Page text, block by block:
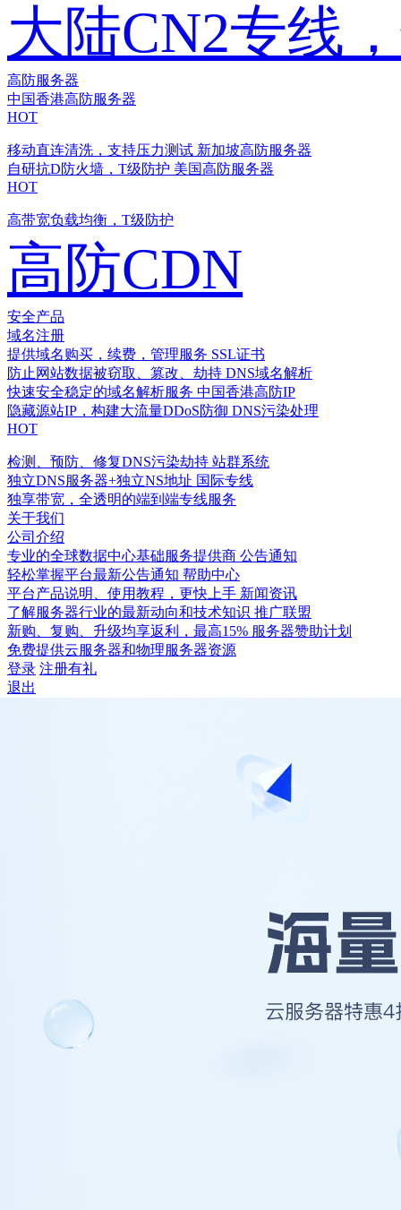
大陆CN2专线
高防服务器
中国香港高防服务器
HOT
移动直连清洗，支持压力测试 新加坡高防服务器
自研抗D防火墙，T级防护 美国高防服务器
HOT
高带宽负载均衡，T级防护
高防CDN
安全产品
域名注册
提供域名购买，续费，管理服务 SSL证书
防止网站数据被窃取、篡改、劫持 DNS域名解析
快速安全稳定的域名解析服务 中国香港高防IP
隐藏源站IP，构建大流量DDoS防御 DNS污染处理
HOT
检测、预防、修复DNS污染劫持 站群系统
独立DNS服务器+独立NS地址 国际专线
独享带宽，全透明的端到端专线服务
关于我们
公司介绍
专业的全球数据中心基础服务提供商 公告通知
轻松掌握平台最新公告通知 帮助中心
平台产品说明、使用教程，更快上手 新闻资讯
了解服务器行业的最新动向和技术知识 推广联盟
新购、复购、升级均享返利，最高15% 服务器赞助计划
免费提供云服务器和物理服务器资源
登录 注册有礼
退出